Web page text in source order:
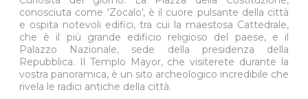
conosciuta come 'Zocalo', è il cuore pulsante della città
e ospita notevoli edifici, tra cui la maestosa Cattedrale,
che è il più grande edificio religioso del paese, e il
Palazzo Nazionale, sede della presidenza della
Repubblica. Il Templo Mayor, che visiterete durante la
vostra panoramica, è un sito archeologico incredibile che
rivela le radici antiche della città.